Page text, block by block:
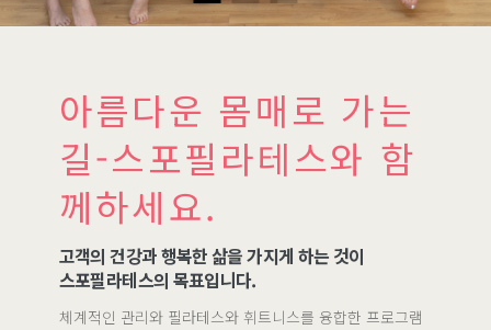
아름다운 몸매로 가는
길-스포필라테스와 함
께하세요.
고객의 건강과 행복한 삶을 가지게 하는 것이
스포필라테스의 목표입니다.
체계적인 관리와 필라테스와 휘트니스를 융합한 프로그램